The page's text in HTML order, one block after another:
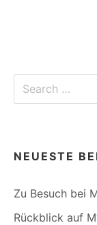
Search
NEUESTE
Zu Besuch bei
Rückblick auf